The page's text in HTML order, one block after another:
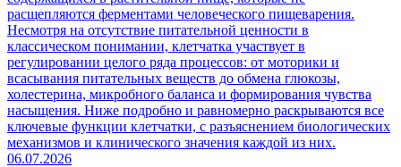
расщепляются ферментами человеческого пищеварения.
Несмотря на отсутствие питательной ценности в
классическом понимании, клетчатка участвует в
регулировании целого ряда процессов: от моторики и
всасывания питательных веществ до обмена глюкозы,
холестерина, микробного баланса и формирования чувства
насыщения. Ниже подробно и равномерно раскрываются все
ключевые функции клетчатки, с разъяснением биологических
механизмов и клинического значения каждой из них.
06.07.2026